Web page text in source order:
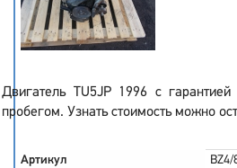
Двигатель TU5JP 1996 с
пробегом. Узнать стоимость можно
Артикул
BZ4/